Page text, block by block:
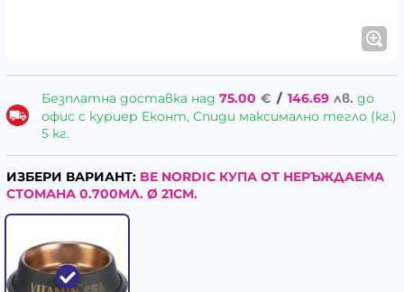
Безплатна доставка над 75.00 € / 146.69 лв. до
офис с куриер Еконт, Спиди максимално тегло (кг.)
5 кг.
ИЗБЕРИ ВАРИАНТ: BE NORDIC КУПА ОТ НЕРЪЖДАЕМА
СТОМАНА 0.700МЛ. Ø 21СМ.